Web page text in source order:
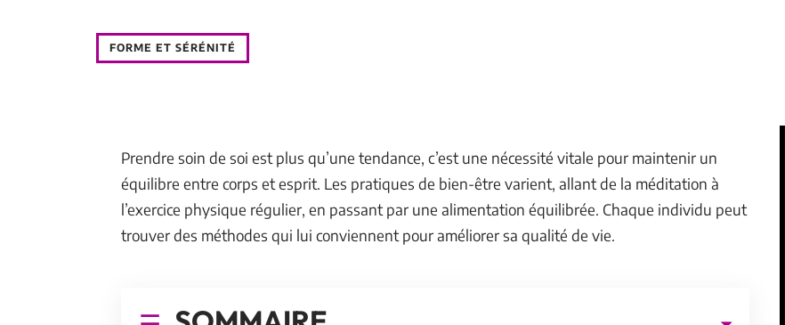
FORME ET SÉRÉNITÉ
Prendre soin de soi est plus qu’une tendance, c’est une nécessité vitale pour maintenir un
équilibre entre corps et esprit. Les pratiques de bien-être varient, allant de la méditation à
l’exercice physique régulier, en passant par une alimentation équilibrée. Chaque individu peut
trouver des méthodes qui lui conviennent pour améliorer sa qualité de vie.